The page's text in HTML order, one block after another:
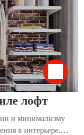
чтобы все
лофт
и минимализму
в интерьере.